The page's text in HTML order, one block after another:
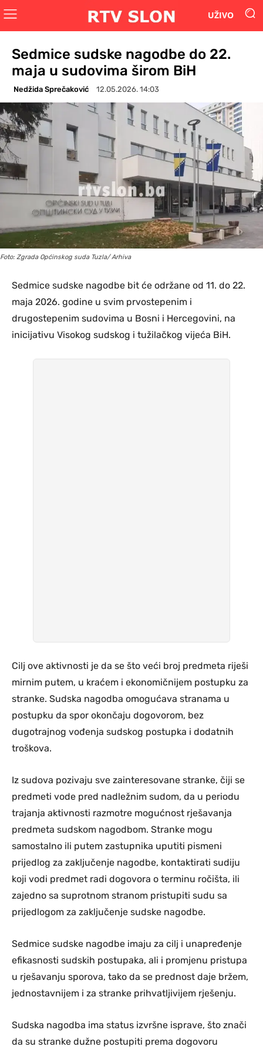
UŽIVO
Sedmice sudske nagodbe do 22.
maja u sudovima širom BiH
Nedžida Sprečaković 12.05.2026. 14:03
Foto: Zgrada Općinskog suda Tuzla/ Arhiva
Sedmice sudske nagodbe bit će održane od 11. do 22.
maja 2026. godine u svim prvostepenim i
drugostepenim sudovima u Bosni i Hercegovini, na
inicijativu Visokog sudskog i tužilačkog vijeća BiH.
Cilj ove aktivnosti je da se što veći broj predmeta riješi
mirnim putem, u kraćem i ekonomičnijem postupku za
stranke. Sudska nagodba omogućava stranama u
postupku da spor okončaju dogovorom, bez
dugotrajnog vođenja sudskog postupka i dodatnih
troškova.
Iz sudova pozivaju sve zainteresovane stranke, čiji se
predmeti vode pred nadležnim sudom, da u periodu
trajanja aktivnosti razmotre mogućnost rješavanja
predmeta sudskom nagodbom. Stranke mogu
samostalno ili putem zastupnika uputiti pismeni
prijedlog za zaključenje nagodbe, kontaktirati sudiju
koji vodi predmet radi dogovora o terminu ročišta, ili
zajedno sa suprotnom stranom pristupiti sudu sa
prijedlogom za zaključenje sudske nagodbe.
Sedmice sudske nagodbe imaju za cilj i unapređenje
efikasnosti sudskih postupaka, ali i promjenu pristupa
u rješavanju sporova, tako da se prednost daje bržem,
jednostavnijem i za stranke prihvatljivijem rješenju.
Sudska nagodba ima status izvršne isprave, što znači
da su stranke dužne postupiti prema dogovoru